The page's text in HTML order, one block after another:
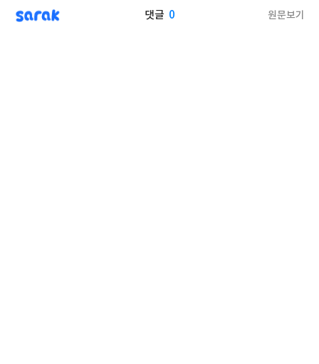
sarak 댓글 0 원문보기